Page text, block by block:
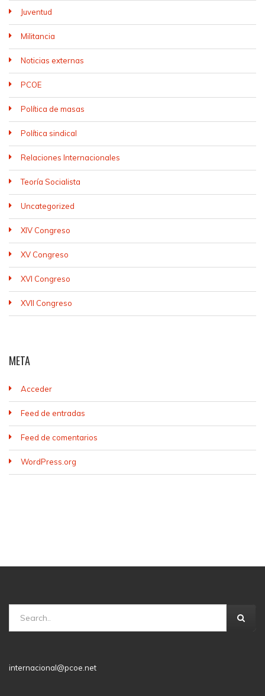
Juventud
Militancia
Noticias externas
PCOE
Política de masas
Política sindical
Relaciones Internacionales
Teoría Socialista
Uncategorized
XIV Congreso
XV Congreso
XVI Congreso
XVII Congreso
META
Acceder
Feed de entradas
Feed de comentarios
WordPress.org
internacional@pcoe.net